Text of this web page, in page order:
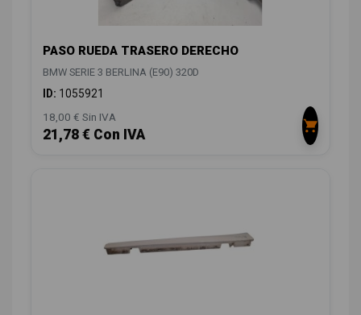
PASO RUEDA TRASERO DERECHO
BMW SERIE 3 BERLINA (E90) 320D
ID: 1055921
18,00 € Sin IVA
21,78 € Con IVA